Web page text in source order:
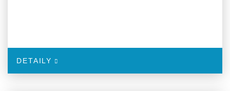
DETAILY